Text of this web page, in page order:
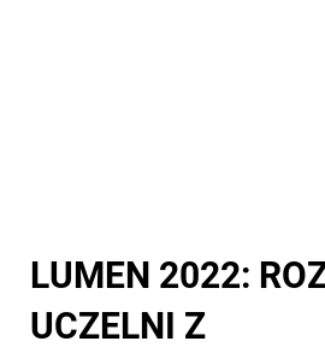
LUMEN 2022:
UCZELNI Z